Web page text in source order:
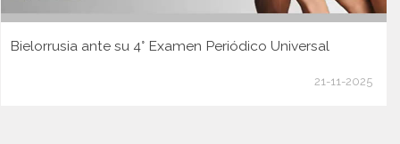
Bielorrusia ante su 4° Examen Periódico Universal
21-11-2025